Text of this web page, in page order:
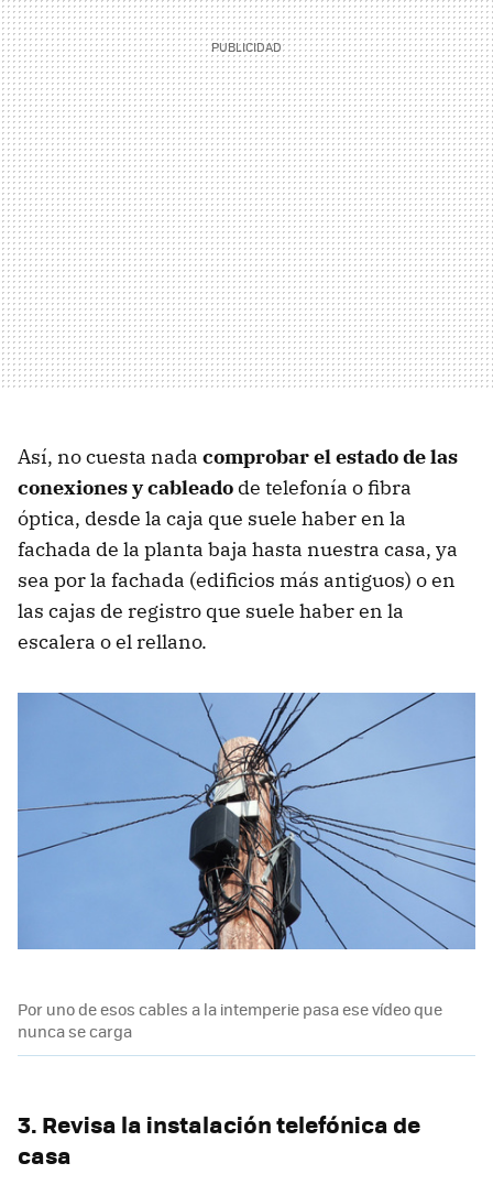
Así, no cuesta nada comprobar el estado de las
conexiones y cableado de telefonía o fibra
óptica, desde la caja que suele haber en la
fachada de la planta baja hasta nuestra casa, ya
sea por la fachada (edificios más antiguos) o en
las cajas de registro que suele haber en la
escalera o el rellano.
Por uno de esos cables a la intemperie pasa ese vídeo que
nunca se carga
3. Revisa la instalación telefónica de
casa